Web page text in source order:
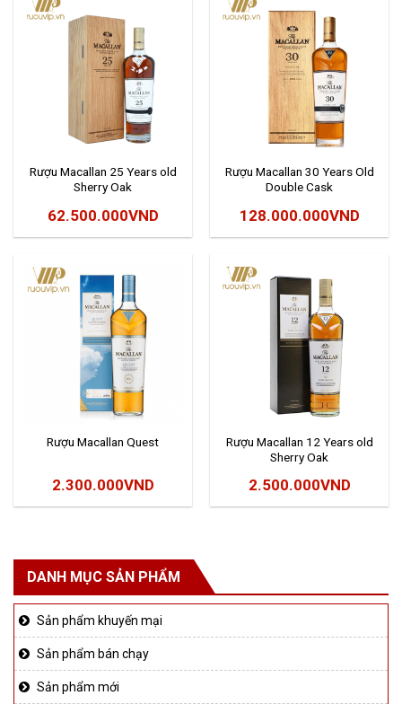
Rượu Macallan 25 Years old
Sherry Oak
62.500.000VND
Rượu Macallan 30 Years Old
Double Cask
128.000.000VND
Rượu Macallan Quest
2.300.000VND
Rượu Macallan 12 Years old
Sherry Oak
2.500.000VND
DANH MỤC SẢN PHẨM
Sản phẩm khuyến mại
Sản phẩm bán chạy
Sản phẩm mới